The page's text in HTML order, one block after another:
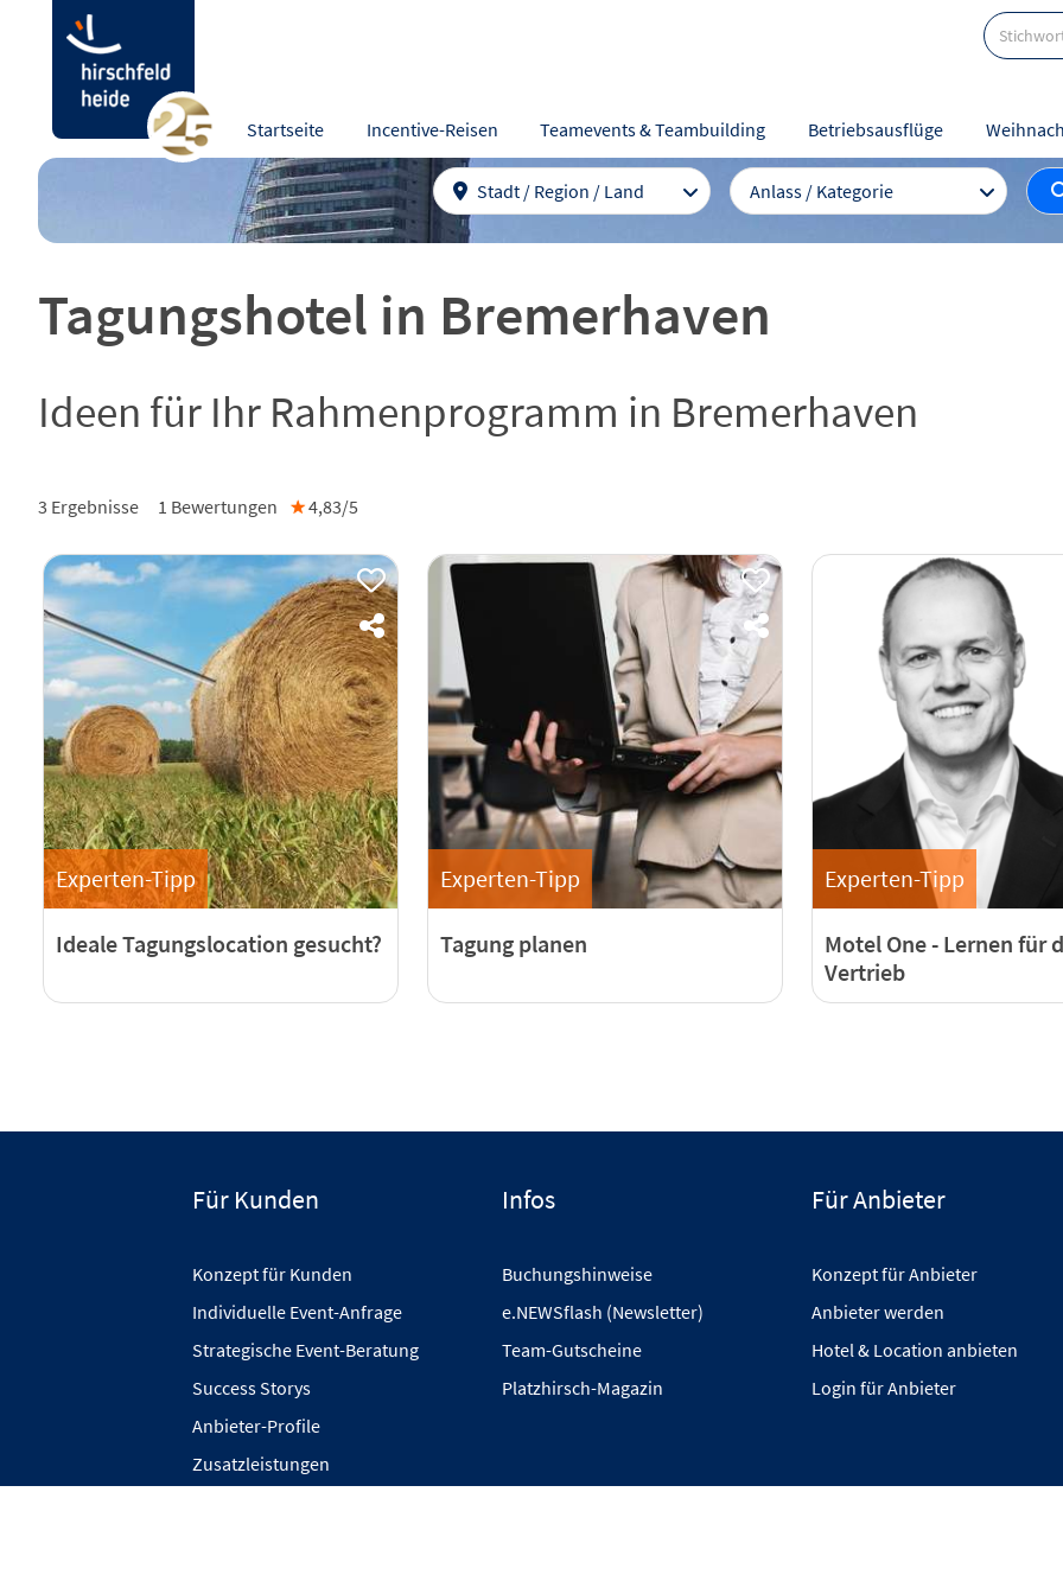
Startseite Incentive-Reisen Teamevents & Teambuilding Betriebsausflüge
Stadt / Region / Land Anlass / Kategorie
Tagungshotel in Bremerhaven
Ideen für Ihr Rahmenprogramm in Bremerhaven
3 Ergebnisse 1 Bewertungen ★4,83/5
Experten-Tipp
Ideale Tagungslocation gesucht?
Experten-Tipp
Tagung planen
Experten-Tipp
Motel One - Lernen für
Vertrieb
Für Kunden
Konzept für Kunden
Individuelle Event-Anfrage
Strategische Event-Beratung
Success Storys
Anbieter-Profile
Zusatzleistungen
Infos
Buchungshinweise
e.NEWSflash (Newsletter)
Team-Gutscheine
Platzhirsch-Magazin
Für Anbieter
Konzept für Anbieter
Anbieter werden
Hotel & Location anbieten
Login für Anbieter